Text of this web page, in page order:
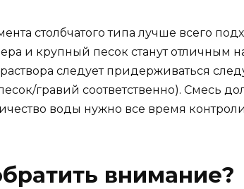
столбчатого типа лучше всего
и крупный песок станут отличным
раствора следует придерживаться
гравий соответственно). Смесь
воды нужно все время
внимание?